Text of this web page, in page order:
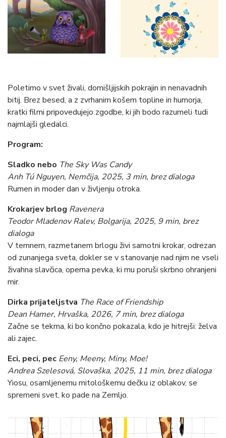
Poletimo v svet živali, domišljijskih pokrajin in nenavadnih
bitij. Brez besed, a z zvrhanim košem topline in humorja,
kratki filmi pripovedujejo zgodbe, ki jih bodo razumeli tudi
najmlajši gledalci.
Program:
Sladko nebo The Sky Was Candy
Anh Tú Nguyen, Nemčija, 2025, 3 min, brez dialoga
Rumen in moder dan v življenju otroka.
Krokarjev brlog Ravenera
Teodor Mladenov Ralev, Bolgarija, 2025, 9 min, brez
dialoga
V temnem, razmetanem brlogu živi samotni krokar, odrezan
od zunanjega sveta, dokler se v stanovanje nad njim ne vseli
živahna slavčica, operna pevka, ki mu poruši skrbno ohranjeni
mir.
Dirka prijateljstva The Race of Friendship
Dean Hamer, Hrvaška, 2026, 7 min, brez dialoga
Začne se tekma, ki bo končno pokazala, kdo je hitrejši: želva
ali zajec.
Eci, peci, pec Eeny, Meeny, Miny, Moe!
Andrea Szelesová, Slovaška, 2025, 11 min, brez dialoga
Yiosu, osamljenemu mitološkemu dečku iz oblakov, se
spremeni svet, ko pade na Zemljo.